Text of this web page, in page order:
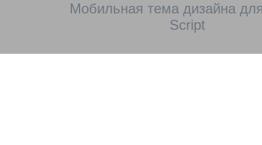
Мобильная тема дизайна
Script